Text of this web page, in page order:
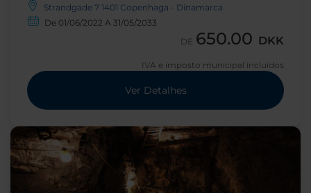
Strandgade 7 1401 Copenhaga - Dinamarca
De 01/06/2022 A 31/05/2033
DE 650.00 DKK
IVA e imposto municipal incluídos
Ver Detalhes